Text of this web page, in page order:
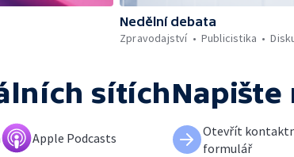
Nedělní debata
Zpravodajství
Publicistika
sítích
Apple Podcasts
Napište
Otevřít
formulář